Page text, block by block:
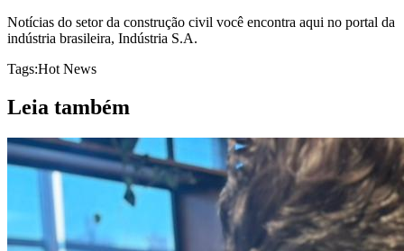
Notícias do setor da construção civil você encontra aqui no portal da
indústria brasileira, Indústria S.A.
Tags:Hot News
Leia também